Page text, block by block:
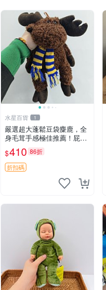
水星百貨 1
嚴選超大蓬鬆豆袋麋鹿，全
身毛茸手感極佳推薦！屁股
與四肢填充均勻，適合收藏
與孩童共賞。 麋鹿 豆袋 毛
茸玩具
$410 86折
折扣碼